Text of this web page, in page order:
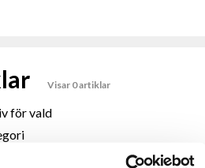
Visar 0 artiklar
för vald